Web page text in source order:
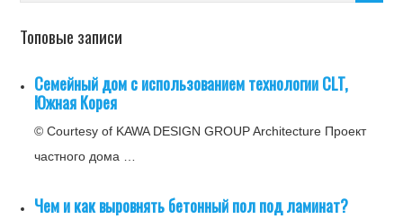
Топовые записи
Семейный дом с использованием технологии CLT,
Южная Корея
© Courtesy of KAWA DESIGN GROUP Architecture Проект
частного дома …
Чем и как выровнять бетонный пол под ламинат?